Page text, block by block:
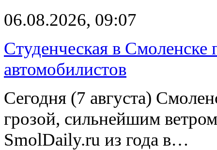
06.08.2026, 09:07
Студенческая в Смоленске
автомобилистов
Сегодня (7 августа)
грозой, сильнейшим
SmolDaily.ru из года в…